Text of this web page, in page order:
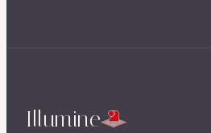
Illumine